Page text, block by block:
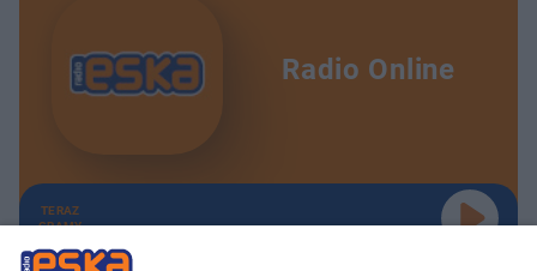
Radio Online
TERAZ
GRAMY